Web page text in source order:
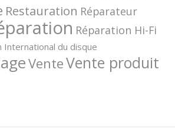
Restauration Réparateur
Réparation Hi-Fi
International du disque
VenteVente produit